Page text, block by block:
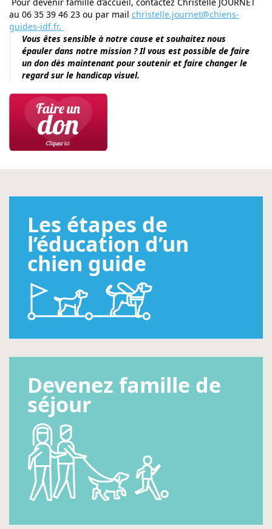
au 06 35 39 46 23 ou par mail christelle.journet@chiens-
guides-idf.fr.
Vous êtes sensible à notre cause et souhaitez nous
épauler dans notre mission ? Il vous est possible de faire
un don dès maintenant pour soutenir et faire changer le
regard sur le handicap visuel.
Les étapes de
l’éducation d’un
chien guide
Devenez famille de
séjour